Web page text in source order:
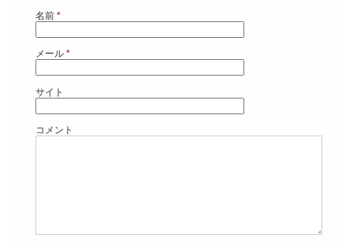
名前 *
メール *
サイト
コメント